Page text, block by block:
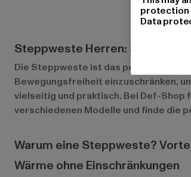
Steppweste Herren: Stilvoll
Die Steppweste ist das perfekte
Bewegungsfreiheit einzuschränken,
vielseitig und praktisch. Bei Def-Shop
verschiedenen Modelle und finde die
Warum eine Steppweste?
Wärme ohne Einschränkungen
protection
Data